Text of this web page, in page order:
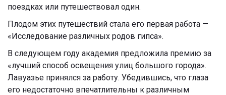
поездках или путешествовал один.
Плодом этих путешествий стала его первая работа —
«Исследование различных родов гипса».
В следующем году академия предложила премию за
«лучший способ освещения улиц большого города».
Лавуазье принялся за работу. Убедившись, что глаза
его недостаточно впечатлительны к различным